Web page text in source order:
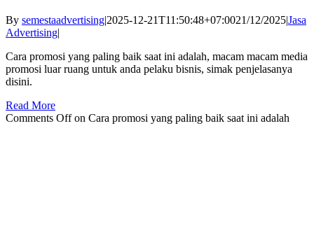
By semestaadvertising|2025-12-21T11:50:48+07:0021/12/2025|Jasa
Advertising|
Cara promosi yang paling baik saat ini adalah, macam macam media
promosi luar ruang untuk anda pelaku bisnis, simak penjelasanya
disini.
Read More
Comments Offon Cara promosi yang paling baik saat ini adalah